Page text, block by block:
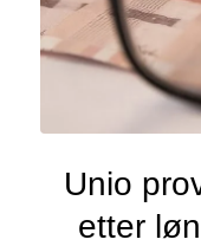
Unio
etter